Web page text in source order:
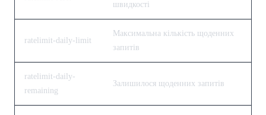
швидкості
ratelimit-daily-limit
Максимальна кількість щоденних
запитів
ratelimit-daily-
remaining
Залишилося щоденних запитів